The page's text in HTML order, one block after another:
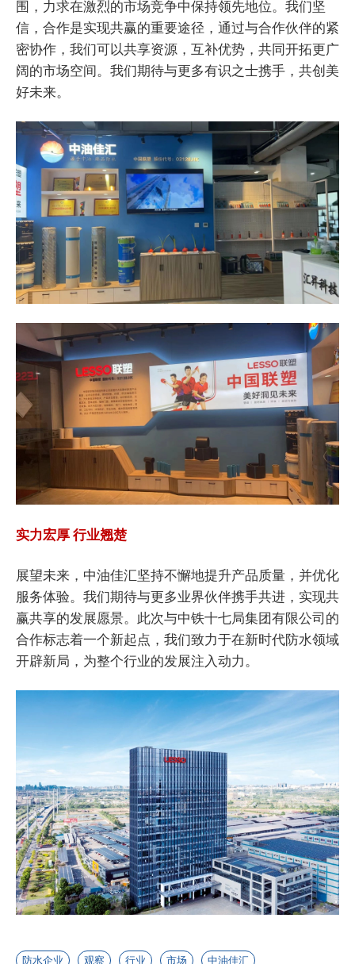
围，力求在激烈的市场竞争中保持领先地位。我们坚
信，合作是实现共赢的重要途径，通过与合作伙伴的紧
密协作，我们可以共享资源，互补优势，共同开拓更广
阔的市场空间。我们期待与更多有识之士携手，共创美
好未来。
实力宏厚 行业翘楚
展望未来，中油佳汇坚持不懈地提升产品质量，并优化
服务体验。我们期待与更多业界伙伴携手共进，实现共
赢共享的发展愿景。此次与中铁十七局集团有限公司的
合作标志着一个新起点，我们致力于在新时代防水领域
开辟新局，为整个行业的发展注入动力。
防水企业 观察 行业 市场
中油佳汇